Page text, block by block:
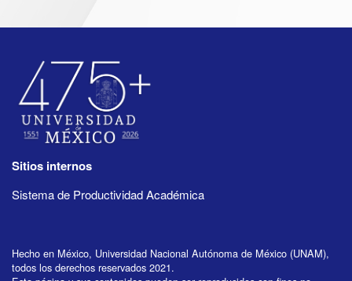
Sitios internos
Sistema de Productividad Académica
Hecho en México, Universidad Nacional Autónoma de México (UNAM),
todos los derechos reservados 2021.